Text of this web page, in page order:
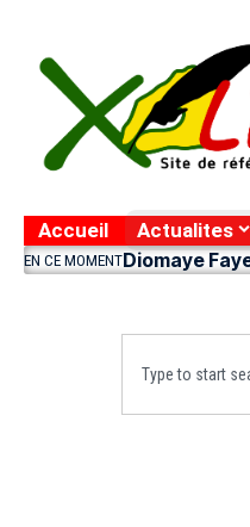
Accueil Actualites
EN CE MOMENTDiomaye